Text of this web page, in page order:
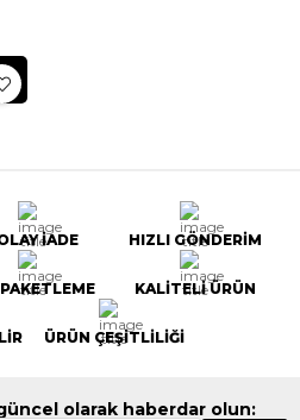
İADE HIZLI GÖNDERİM
KALİTELİ ÜRÜN
ÜRÜN ÇEŞİTLİLİĞİ
olarak haberdar olun: